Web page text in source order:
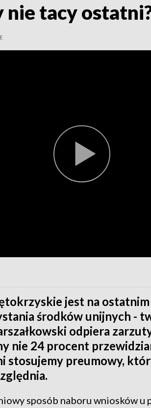
nie tacy
jest na ostatnim
środków unijnych -
odpiera
nie 24 procent
stosujemy preumowy,
sposób naboru wniosków u